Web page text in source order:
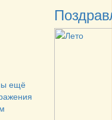
ещё